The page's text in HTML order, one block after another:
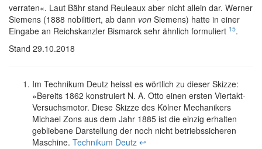
verraten«. Laut Bähr stand Reuleaux aber nicht allein dar. Werner
Siemens (1888 nobilitiert, ab dann von Siemens) hatte in einer
Eingabe an Reichskanzler Bismarck sehr ähnlich formuliert 15.
Stand 29.10.2018
Im Technikum Deutz heisst es wörtlich zu dieser Skizze:
»Bereits 1862 konstruiert N. A. Otto einen ersten Viertakt-
Versuchsmotor. Diese Skizze des Kölner Mechanikers
Michael Zons aus dem Jahr 1885 ist die einzig erhalten
gebliebene Darstellung der noch nicht betriebssicheren
Maschine. Technikum Deutz ↩